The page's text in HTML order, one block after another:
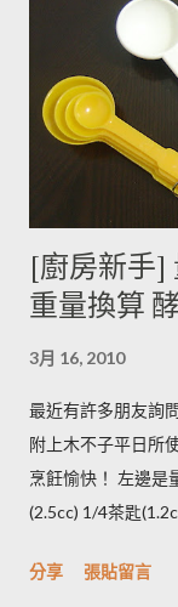
能引起生物鹼含量
毫克生物鹼)的三
很了解壓力環境
薯應該如何正確儲
生物鹼。 2. 別放
烹煮變黑的情形較
木不子誤解《食物
意義，請大家掠過
較容易發黑，但是
淨蒸熟，接著再依
凍。必須注意的是
所以解凍馬鈴薯塊
度不同，可依料理
將馬鈴薯壓成泥，
被附近的馬鈴薯泥
[廚房新手]
重量換算
3月 16, 2010
最近有許多朋友詢
附上木不子平日所
烹飪愉快！ 左邊是
(2.5cc) 1/4茶匙
用材料容量重量換
分享 張貼留言